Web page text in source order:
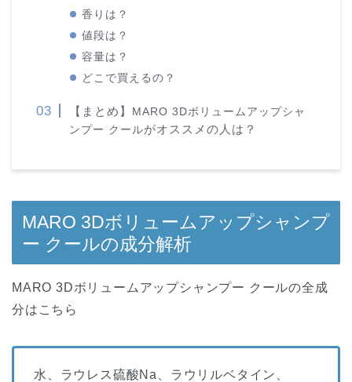
香りは？
値段は？
容量は？
どこで買えるの？
【まとめ】 MARO 3Dボリュームアップシャ
ンプー クールがオススメの人は？
MARO 3Dボリュームアップシャンプ
ー クールの成分解析
MARO 3Dボリュームアップシャンプー クールの全成
分はこちら
水、ラウレス硫酸Na、ラウリルベタイン、